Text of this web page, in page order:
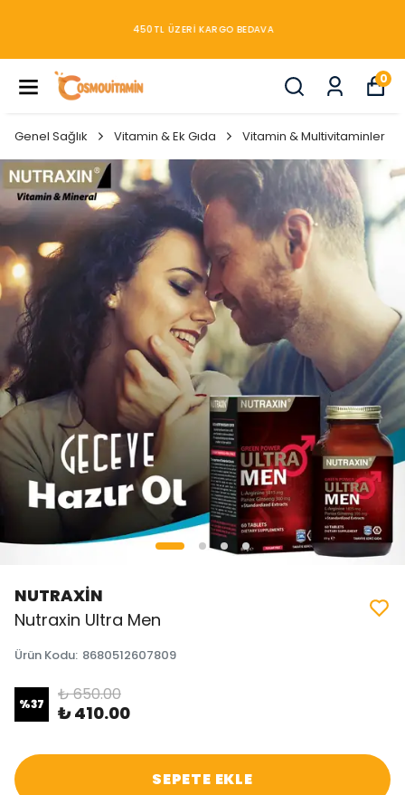
450TL ÜZERİ KARGO BEDAVA
0
Genel Sağlık Vitamin & Ek Gıda Vitamin & Multivitaminler
NUTRAXİN
Nutraxin Ultra Men
Ürün Kodu: 8680512607809
%37 ₺ 650.00
₺ 410.00
SEPETE EKLE